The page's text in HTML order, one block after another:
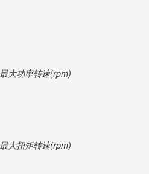
最大功率转速(rpm)
最大扭矩转速(rpm)